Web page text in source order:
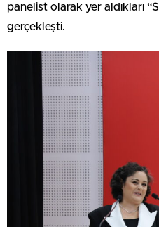
panelist olarak yer aldıkları
gerçekleşti.